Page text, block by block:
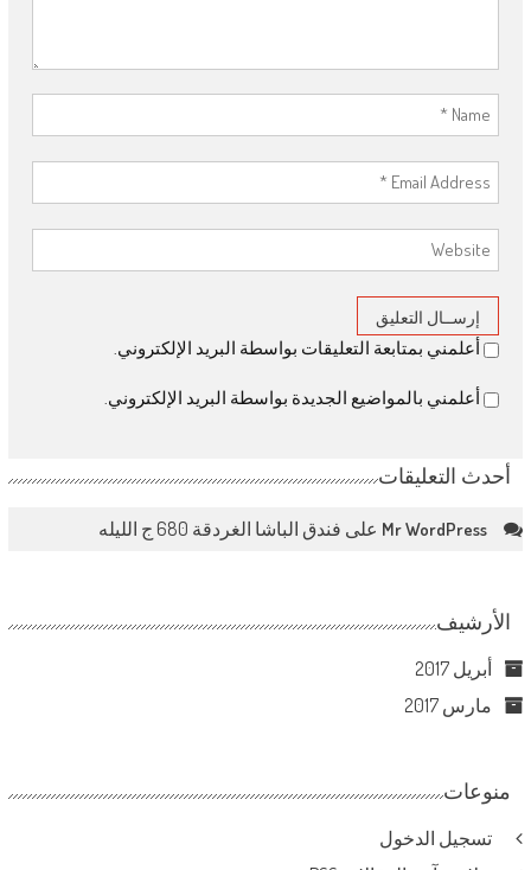
أعلمني بمتابعة التعليقات بواسطة البريد الإلكتروني.
أعلمني بالمواضيع الجديدة بواسطة البريد الإلكتروني.
أحدث التعليقات
Mr WordPress على فندق الباشا الغردقة 680 ج الليله
الأرشيف
أبريل 2017
مارس 2017
منوعات
تسجيل الدخول